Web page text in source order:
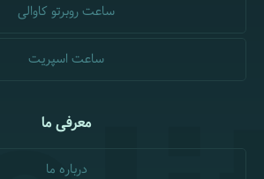
ساعت روبرتو کاوالی
ساعت اسپریت
معرفی ما
درباره ما